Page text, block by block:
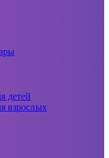
детей
взрослых